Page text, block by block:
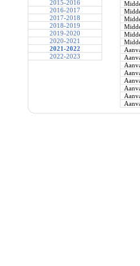
2015-2016
2016-2017
2017-2018
2018-2019
2019-2020
2020-2021
2021-2022
2022-2023